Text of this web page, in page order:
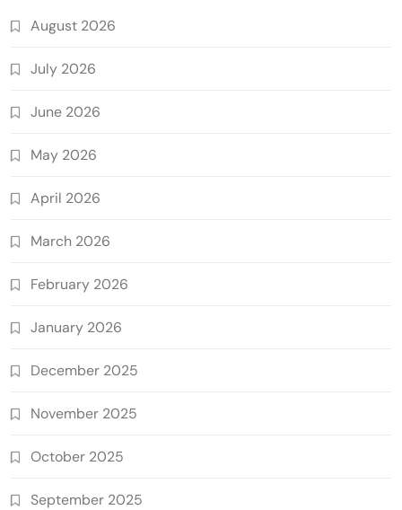
August 2026
July 2026
June 2026
May 2026
April 2026
March 2026
February 2026
January 2026
December 2025
November 2025
October 2025
September 2025